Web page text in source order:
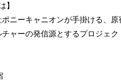
】
ニーキャニオンが手掛ける、
ャーの発信源とするプロジェク